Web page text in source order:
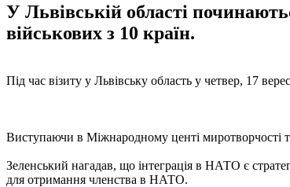
У Львівській області
військових з 10 країн.
Під час візиту у Львівську область у четвер, 17
Виступаючи в Міжнародному центі миротворчості
Зеленський нагадав, що інтеграція в НАТО є
для отримання членства в НАТО.